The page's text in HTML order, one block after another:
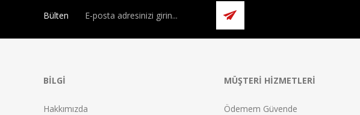
Bülten
BILGI
Hakkımızda
MÜŞTERI HIZMETLERI
Ödemem Güvende